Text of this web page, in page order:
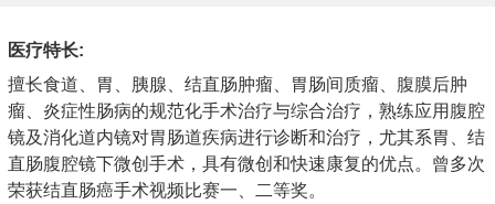
医疗特长:
擅长食道、胃、胰腺、结直肠肿瘤、胃肠间质瘤、腹膜后肿
瘤、炎症性肠病的规范化手术治疗与综合治疗，熟练应用腹腔
镜及消化道内镜对胃肠道疾病进行诊断和治疗，尤其系胃、结
直肠腹腔镜下微创手术，具有微创和快速康复的优点。曾多次
荣获结直肠癌手术视频比赛一、二等奖。